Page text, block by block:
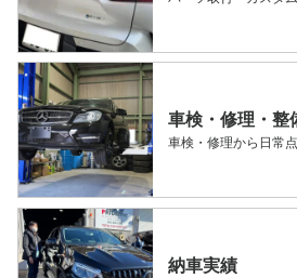
車検・修理・整
車検・修理から日常
納車実績